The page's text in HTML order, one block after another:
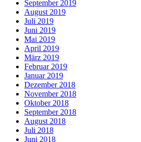
September 2019
August 2019
Juli 2019
Juni 2019
Mai 2019
April 2019
März 2019
Februar 2019
Januar 2019
Dezember 2018
November 2018
Oktober 2018
September 2018
August 2018
Juli 2018
Juni 2018